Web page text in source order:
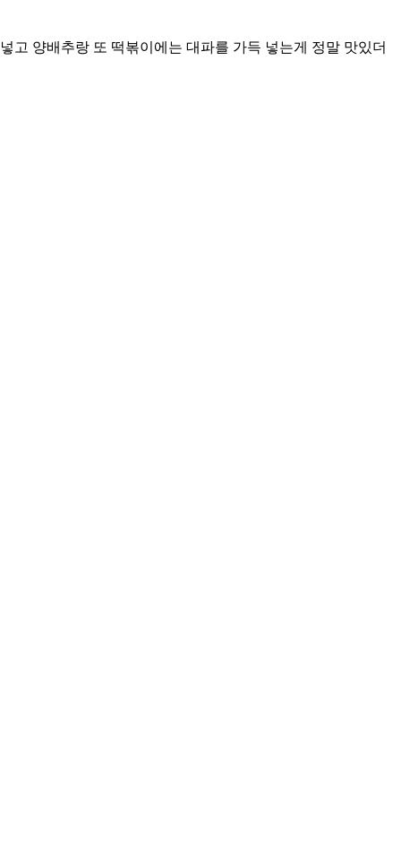
고 양배추랑 또 떡볶이에는 대파를 가득 넣는게 정말 맛있더